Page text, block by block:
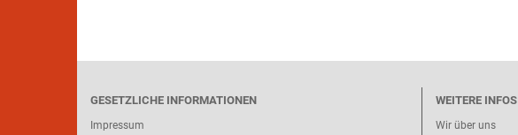
GESETZLICHE INFORMATIONEN
Impressum
WEITERE INFOS
Wir über uns